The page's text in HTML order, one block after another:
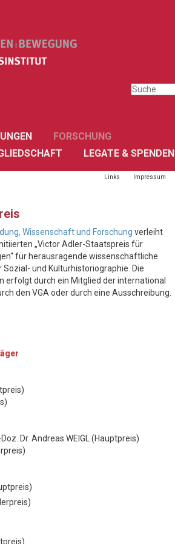
FORSCHUNG
LEGATE & SPENDEN
Links Impressum
Wissenschaft und Forschung verleiht
„Victor Adler-Staatspreis für
für herausragende wissenschaftliche
Sozial- und Kulturhistoriographie. Die
erfolgt durch ein Mitglied der international
den VGA oder durch eine Ausschreibung.
Dr. Andreas WEIGL (Hauptpreis)